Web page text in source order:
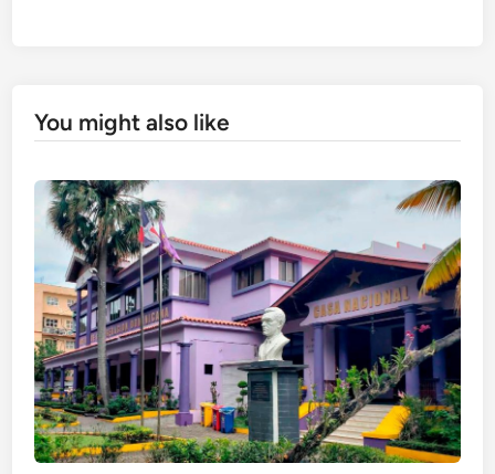
You might also like